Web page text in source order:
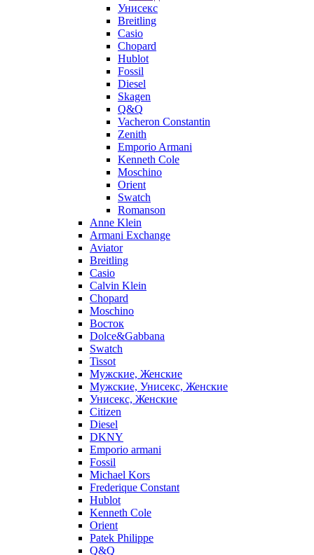
Унисекс
Breitling
Casio
Chopard
Hublot
Fossil
Diesel
Skagen
Q&Q
Vacheron Constantin
Zenith
Emporio Armani
Kenneth Cole
Moschino
Orient
Swatch
Romanson
Anne Klein
Armani Exchange
Aviator
Breitling
Casio
Calvin Klein
Chopard
Moschino
Восток
Dolce&Gabbana
Swatch
Tissot
Мужские, Женские
Мужские, Унисекс, Женские
Унисекс, Женские
Citizen
Diesel
DKNY
Emporio armani
Fossil
Michael Kors
Frederique Constant
Hublot
Kenneth Cole
Orient
Patek Philippe
Q&Q